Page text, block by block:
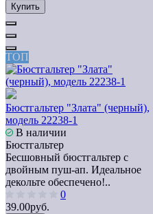
Купить
ТОП
Бюстгальтер "Злата" (черный),
модель 22238-1
В наличии
Бюстгальтер
Бесшовный бюстгальтер с
двойным пуш-ап. Идеальное
декольте обеспечено!..
0
39.00руб.